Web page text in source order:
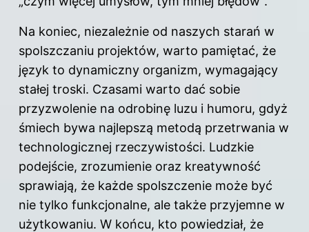
Na koniec, niezależnie od naszych starań w
spolszczaniu projektów, warto pamiętać, że
język to dynamiczny organizm, wymagający
stałej troski. Czasami warto dać sobie
przyzwolenie na odrobinę luzu i humoru, gdyż
śmiech bywa najlepszą metodą przetrwania w
technologicznej rzeczywistości. Ludzkie
podejście, zrozumienie oraz kreatywność
sprawiają, że każde spolszczenie może być
nie tylko funkcjonalne, ale także przyjemne w
użytkowaniu. W końcu, kto powiedział, że